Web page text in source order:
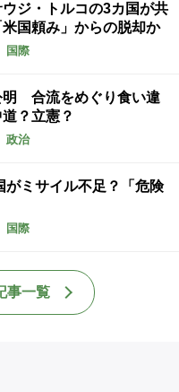
ジ・トルコの3カ国が共
国頼み」からの脱却か
国際
明 合流をめぐり食い違
？立憲？
政治
がミサイル不足？「危険
国際
事一覧